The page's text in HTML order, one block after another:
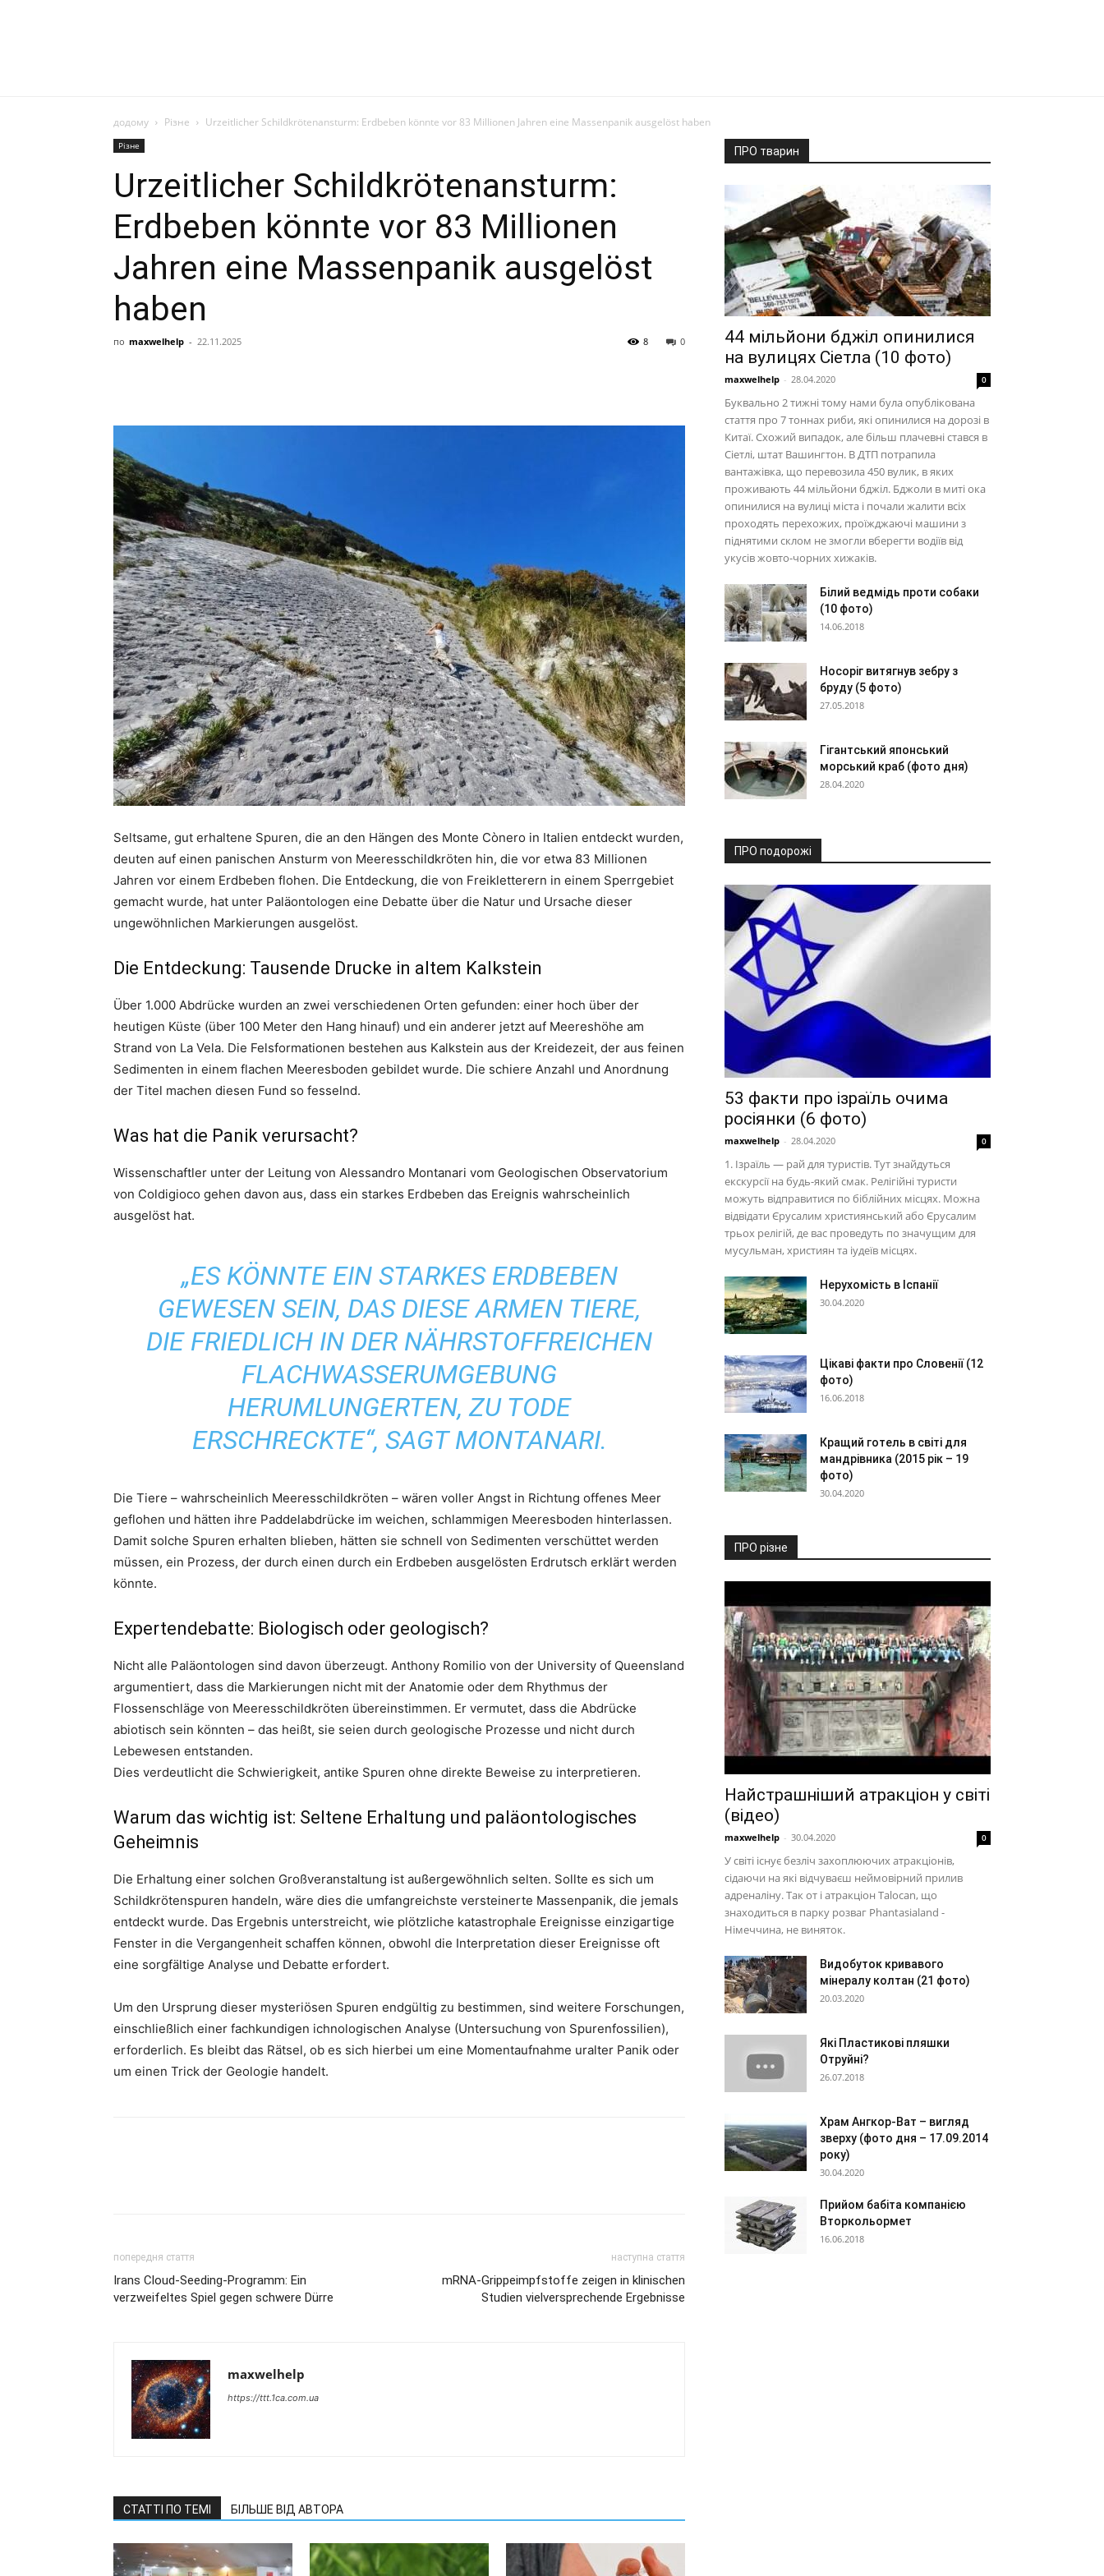
додому Різне Urzeitlicher Schildkrötenansturm: Erdbeben könnte vor 83 Millionen Jahren eine Massenpanik ausgelöst haben
Різне
Urzeitlicher Schildkrötenansturm:
Erdbeben könnte vor 83 Millionen
Jahren eine Massenpanik ausgelöst
haben
по maxwelhelp - 22.11.2025 0
8
Seltsame, gut erhaltene Spuren, die an den Hängen des Monte Cònero in Italien entdeckt wurden,
deuten auf einen panischen Ansturm von Meeresschildkröten hin, die vor etwa 83 Millionen
Jahren vor einem Erdbeben flohen. Die Entdeckung, die von Freikletterern in einem Sperrgebiet
gemacht wurde, hat unter Paläontologen eine Debatte über die Natur und Ursache dieser
ungewöhnlichen Markierungen ausgelöst.
Die Entdeckung: Tausende Drucke in altem Kalkstein
Über 1.000 Abdrücke wurden an zwei verschiedenen Orten gefunden: einer hoch über der
heutigen Küste (über 100 Meter den Hang hinauf) und ein anderer jetzt auf Meereshöhe am
Strand von La Vela. Die Felsformationen bestehen aus Kalkstein aus der Kreidezeit, der aus feinen
Sedimenten in einem flachen Meeresboden gebildet wurde. Die schiere Anzahl und Anordnung
der Titel machen diesen Fund so fesselnd.
Was hat die Panik verursacht?
Wissenschaftler unter der Leitung von Alessandro Montanari vom Geologischen Observatorium
von Coldigioco gehen davon aus, dass ein starkes Erdbeben das Ereignis wahrscheinlich
ausgelöst hat.
„ES KÖNNTE EIN STARKES ERDBEBEN
GEWESEN SEIN, DAS DIESE ARMEN TIERE,
DIE FRIEDLICH IN DER NÄHRSTOFFREICHEN
FLACHWASSERUMGEBUNG
HERUMLUNGERTEN, ZU TODE
ERSCHRECKTE“, SAGT MONTANARI.
Die Tiere – wahrscheinlich Meeresschildkröten – wären voller Angst in Richtung offenes Meer
geflohen und hätten ihre Paddelabdrücke im weichen, schlammigen Meeresboden hinterlassen.
Damit solche Spuren erhalten blieben, hätten sie schnell von Sedimenten verschüttet werden
müssen, ein Prozess, der durch einen durch ein Erdbeben ausgelösten Erdrutsch erklärt werden
könnte.
Expertendebatte: Biologisch oder geologisch?
Nicht alle Paläontologen sind davon überzeugt. Anthony Romilio von der University of Queensland
argumentiert, dass die Markierungen nicht mit der Anatomie oder dem Rhythmus der
Flossenschläge von Meeresschildkröten übereinstimmen. Er vermutet, dass die Abdrücke
abiotisch sein könnten – das heißt, sie seien durch geologische Prozesse und nicht durch
Lebewesen entstanden.
Dies verdeutlicht die Schwierigkeit, antike Spuren ohne direkte Beweise zu interpretieren.
Warum das wichtig ist: Seltene Erhaltung und paläontologisches
Geheimnis
Die Erhaltung einer solchen Großveranstaltung ist außergewöhnlich selten. Sollte es sich um
Schildkrötenspuren handeln, wäre dies die umfangreichste versteinerte Massenpanik, die jemals
entdeckt wurde. Das Ergebnis unterstreicht, wie plötzliche katastrophale Ereignisse einzigartige
Fenster in die Vergangenheit schaffen können, obwohl die Interpretation dieser Ereignisse oft
eine sorgfältige Analyse und Debatte erfordert.
Um den Ursprung dieser mysteriösen Spuren endgültig zu bestimmen, sind weitere Forschungen,
einschließlich einer fachkundigen ichnologischen Analyse (Untersuchung von Spurenfossilien),
erforderlich. Es bleibt das Rätsel, ob es sich hierbei um eine Momentaufnahme uralter Panik oder
um einen Trick der Geologie handelt.
попередня стаття
Irans Cloud-Seeding-Programm: Ein
verzweifeltes Spiel gegen schwere Dürre
наступна стаття
mRNA-Grippeimpfstoffe zeigen in klinischen
Studien vielversprechende Ergebnisse
maxwelhelp
https://ttt.1ca.com.ua
СТАТТІ ПО ТЕМІ БІЛЬШЕ ВІД АВТОРА
ПРО тварин
44 мільйони бджіл опинилися
на вулицях Сіетла (10 фото)
maxwelhelp - 28.04.2020 0
Буквально 2 тижні тому нами була опублікована
стаття про 7 тоннах риби, які опинилися на дорозі в
Китаї. Схожий випадок, але більш плачевні стався в
Сіетлі, штат Вашингтон. В ДТП потрапила
вантажівка, що перевозила 450 вулик, в яких
проживають 44 мільйони бджіл. Бджоли в миті ока
опинилися на вулиці міста і почали жалити всіх
проходять перехожих, проїжджаючі машини з
піднятими склом не змогли вберегти водіїв від
укусів жовто-чорних хижаків.
Білий ведмідь проти собаки
(10 фото)
14.06.2018
Носоріг витягнув зебру з
бруду (5 фото)
27.05.2018
Гігантський японський
морський краб (фото дня)
28.04.2020
ПРО подорожі
53 факти про ізраїль очима
росіянки (6 фото)
maxwelhelp - 28.04.2020 0
1. Ізраїль — рай для туристів. Тут знайдуться
екскурсії на будь-який смак. Релігійні туристи
можуть відправитися по біблійних місцях. Можна
відвідати Єрусалим християнський або Єрусалим
трьох релігій, де вас проведуть по значущим для
мусульман, християн та іудеїв місцях.
Нерухомість в Іспанії
30.04.2020
Цікаві факти про Словенії (12
фото)
16.06.2018
Кращий готель в світі для
мандрівника (2015 рік – 19
фото)
30.04.2020
ПРО різне
Найстрашніший атракціон у світі
(відео)
maxwelhelp - 30.04.2020 0
У світі існує безліч захоплюючих атракціонів,
сідаючи на які відчуваєш неймовірний прилив
адреналіну. Так от і атракціон Talocan, що
знаходиться в парку розваг Phantasialand -
Німеччина, не виняток.
Видобуток кривавого
мінералу колтан (21 фото)
20.03.2020
Які Пластикові пляшки
Отруйні?
26.07.2018
Храм Ангкор-Ват – вигляд
зверху (фото дня – 17.09.2014
року)
30.04.2020
Прийом бабіта компанією
Вторкольормет
16.06.2018